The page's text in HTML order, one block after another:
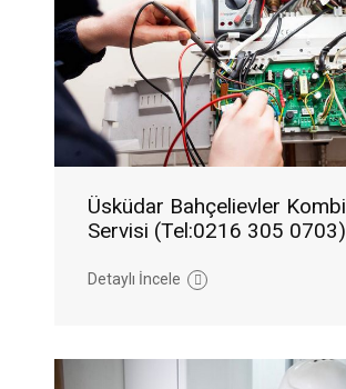
Üsküdar Bahçelievler Kombi
Servisi (Tel:0216 305 0703)
Detaylı İncele